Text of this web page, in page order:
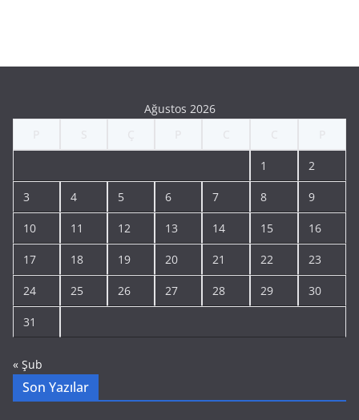
Ağustos 2026
1 2
3 4 5 6 7 8 9
10 11 12 13 14 15 16
17 18 19 20 21 22 23
24 25 26 27 28 29 30
31
« Şub
Son Yazılar